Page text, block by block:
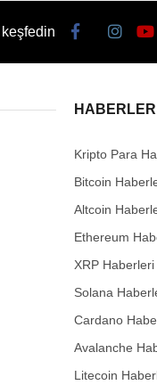
keşfedin
HABERLER
Kripto Para
Bitcoin
Altcoin
Ethereum
XRP Haberleri
Solana
Cardano
Avalanche
Litecoin